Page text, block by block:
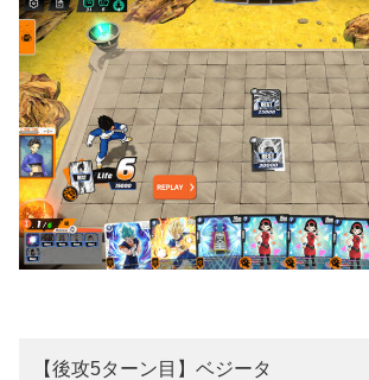
【後攻5ターン目】ベジータ